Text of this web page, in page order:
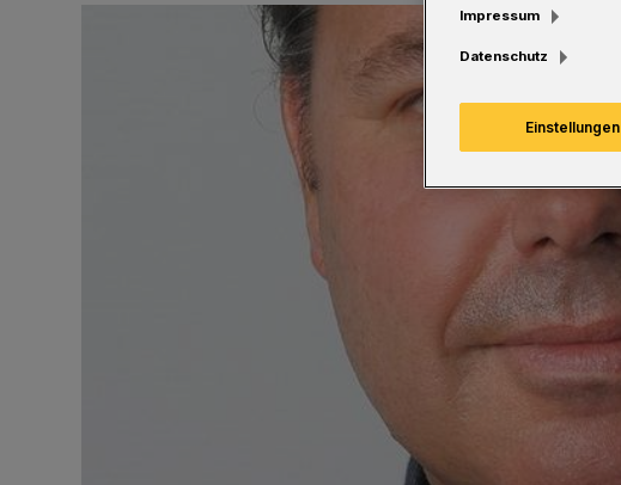
Impressum
Datenschutz
Einstellungen